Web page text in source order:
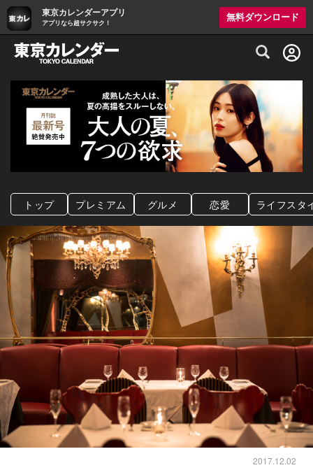
東京カレンダーアプリ
アプリなら超サクサク！
無料ダウンロード
グルメ情報・プレミアムレストラン予約
トップ プレミアム グルメ 恋愛 ライフスタ
2017.12.02